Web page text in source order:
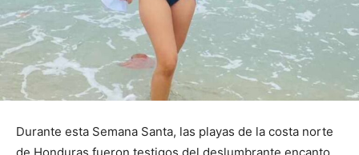
Durante esta Semana Santa, las playas de la costa norte